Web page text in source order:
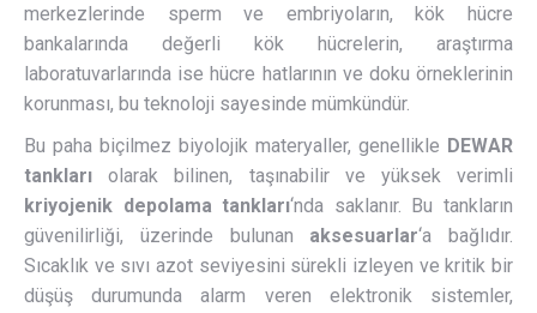
merkezlerinde sperm ve embriyoların, kök hücre
bankalarında değerli kök hücrelerin, araştırma
laboratuvarlarında ise hücre hatlarının ve doku örneklerinin
korunması, bu teknoloji sayesinde mümkündür.
Bu paha biçilmez biyolojik materyaller, genellikle DEWAR
tankları olarak bilinen, taşınabilir ve yüksek verimli
kriyojenik depolama tankları‘nda saklanır. Bu tankların
güvenilirliği, üzerinde bulunan aksesuarlar‘a bağlıdır.
Sıcaklık ve sıvı azot seviyesini sürekli izleyen ve kritik bir
düşüş durumunda alarm veren elektronik sistemler,